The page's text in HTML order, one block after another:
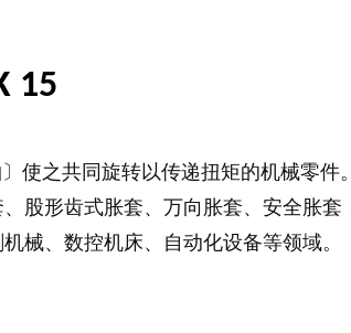
15
使之共同旋转以传递扭矩的机械零件
股形齿式胀套、万向胀套、安全胀
械、数控机床、自动化设备等领域。